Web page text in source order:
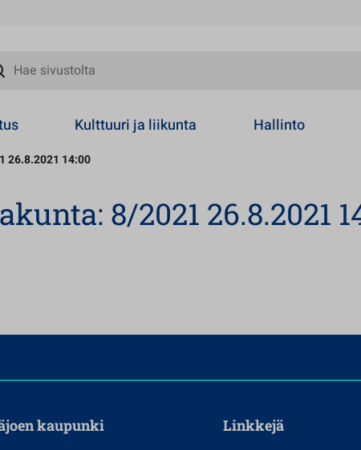
Kulttuuri ja liikunta Hallinto
26.8.2021 14:00
8/2021 26.8.2021
kaupunki
Linkkejä